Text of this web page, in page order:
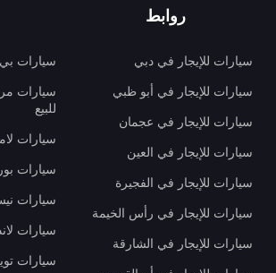
روابط
سيارات للإيجار في دبي
سيارات للإيجار في أبو ظبي
سيارات للإيجار في عجمان
سيارات للإيجار في العين
سيارات للإيجار في الفجيرة
سيارات للإيجار في رأس الخيمة
سيارات للإيجار في الشارقة
سيارات بي
سيارات
للبيع
سيارات
سيارات
سيارات
سيارات
سيارات